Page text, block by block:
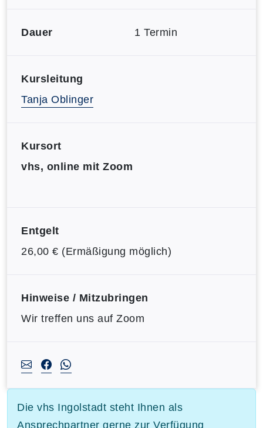
Dauer 1 Termin
Kursleitung
Tanja Oblinger
Kursort
vhs, online mit Zoom
Entgelt
26,00 € (Ermäßigung möglich)
Hinweise / Mitzubringen
Wir treffen uns auf Zoom
Die vhs Ingolstadt steht Ihnen als
Ansprechpartner gerne zur Verfügung